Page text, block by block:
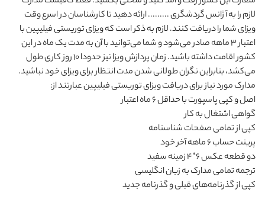
لازم را به آژانس گردشگری ......... ارائه دهید تا کارشناسان در اسرع وقت
ویزای شما را دریافت کنند. لازم به ذکر است که ویزای توریستی فیلیپین با
اعتبار 3 ماهه صادر می
شود و شما می‌توانید با آن به مدت یک ماه در این
کشور اقامت داشته باشید. زمان پردازش ویزا نیز حدودا 10 روز کاری طول
میکشد، بنابراین نگران طولانی شدن مدت انتظار برای ویزای خود نباشید.
مدارک مورد نیاز برای دریافت ویزای توریستی فیلیپین عبارتند از:
اصل و کپی پاسپورت با حداقل 6 ماه اعتبار
گواهی اشتغال به کار
کپی از تمامی صفحات شناسنامه
پرینت حساب 6 ماهه آخر خود
دو قطعه عکس 6*4 زمینه سفید
ترجمه تمامی مدارک به زبان انگلیسی
کپی از گذرنامه‌های قبلی و گذرنامه جدید